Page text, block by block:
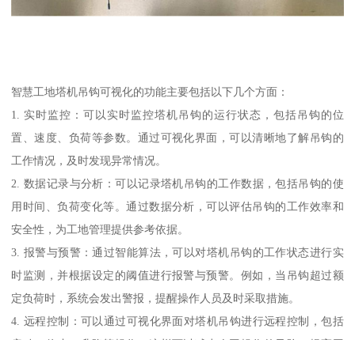
智慧工地塔机吊钩可视化的功能主要包括以下几个方面：
1. 实时监控：可以实时监控塔机吊钩的运行状态，包括吊钩的位
置、速度、负荷等参数。通过可视化界面，可以清晰地了解吊钩的
工作情况，及时发现异常情况。
2. 数据记录与分析：可以记录塔机吊钩的工作数据，包括吊钩的使
用时间、负荷变化等。通过数据分析，可以评估吊钩的工作效率和
安全性，为工地管理提供参考依据。
3. 报警与预警：通过智能算法，可以对塔机吊钩的工作状态进行实
时监测，并根据设定的阈值进行报警与预警。例如，当吊钩超过额
定负荷时，系统会发出警报，提醒操作人员及时采取措施。
4. 远程控制：可以通过可视化界面对塔机吊钩进行远程控制，包括